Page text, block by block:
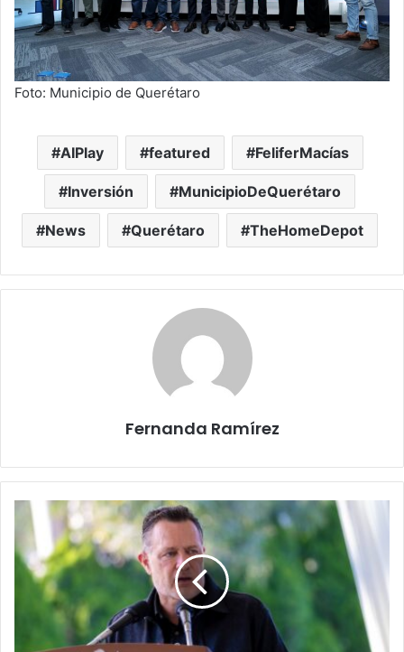
Foto: Municipio de Querétaro
AIPlay featured FeliferMacías
Inversión MunicipioDeQuerétaro
News Querétaro TheHomeDepot
Fernanda Ramírez
Querétaro
moderniza
su
marco
legal
garantizar